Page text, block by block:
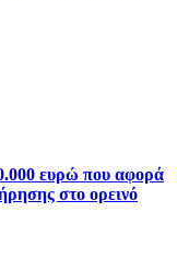
ευρώ που αφορά
στο ορεινό